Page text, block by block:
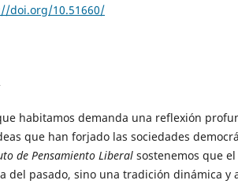
doi.org/10.51660/
habitamos demanda una reflexión
que han forjado las sociedades
de Pensamiento Liberal sostenemos que
del pasado, sino una tradición dinámica y